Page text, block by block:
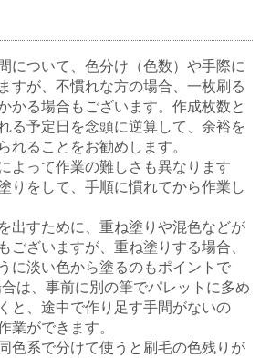
について、色分け（色数）や手際に
すが、不慣れな方の場合、一枚刷る
かる場合もございます。作成枚数と
る予定日を念頭に逆算して、余裕を
れることをお勧めします。
よって作業の難しさも異なります
りをして、手順に慣れてから作業し
出すために、重ね塗りや混色などが
ございますが、重ね塗りする場合、
に淡い色から塗るのもポイントで
は、事前に別の筆でパレットに多め
と、途中で作り足す手間がないの
業ができます。
色系で分けて使うと刷毛の色残りが